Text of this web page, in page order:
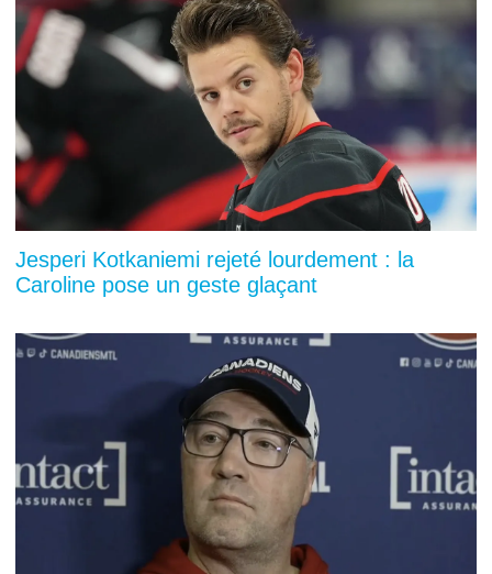
Jesperi Kotkaniemi rejeté lourdement : la
Caroline pose un geste glaçant